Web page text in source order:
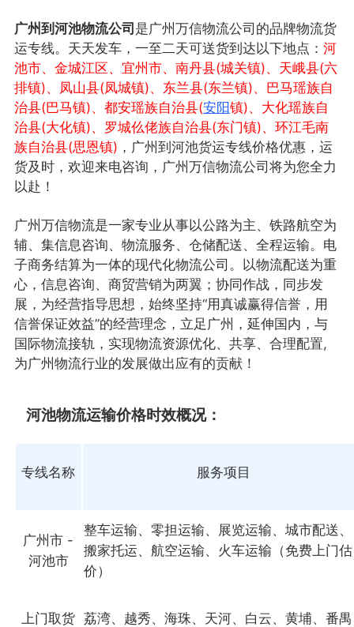
广州到河池物流公司 是广州万信物流公司的品牌物流货
运专线。天天发车，一至二天可送货到达以下地点： 河
池市、金城江区、宜州市、南丹县(城关镇)、天峨县(六
排镇)、凤山县(凤城镇)、东兰县(东兰镇)、巴马瑶族自
治县(巴马镇)、都安瑶族自治县(安阳镇)、大化瑶族自
治县(大化镇)、罗城仫佬族自治县(东门镇)、环江毛南
族自治县(思恩镇) ，广州到河池货运专线价格优惠，运
货及时，欢迎来电咨询，广州万信物流公司将为您全力
以赴！
广州万信物流是一家专业从事以公路为主、铁路航空为
辅、集信息咨询、物流服务、仓储配送、全程运输。电
子商务结算为一体的现代化物流公司。以物流配送为重
心，信息咨询、商贸营销为两翼；协同作战，同步发
展，为经营指导思想，始终坚持“用真诚赢得信誉，用
信誉保证效益”的经营理念，立足广州，延伸国内，与
国际物流接轨，实现物流资源优化、共享、合理配置,
为广州物流行业的发展做出应有的贡献！
河池物流运输价格时效概况：
专线名称 服务项目
广州市 -
河池市
整车运输、零担运输、展览运输、城市配送、
搬家托运、航空运输、火车运输（免费上门估
价）
上门取货 荔湾、越秀、海珠、天河、白云、黄埔、番